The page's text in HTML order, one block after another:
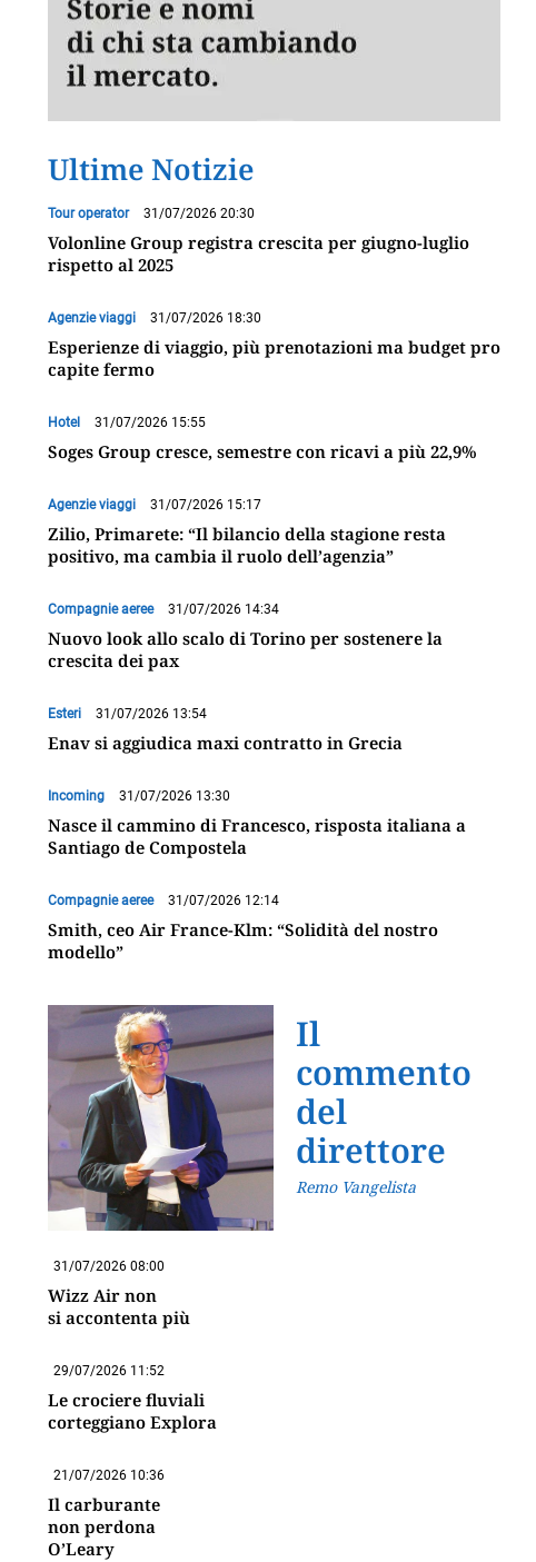
Ultime Notizie
Tour operator 31/07/2026 20:30
Volonline Group registra crescita per giugno-luglio
rispetto al 2025
Agenzie viaggi 31/07/2026 18:30
Esperienze di viaggio, più prenotazioni ma budget pro
capite fermo
Hotel 31/07/2026 15:55
Soges Group cresce, semestre con ricavi a più 22,9%
Agenzie viaggi 31/07/2026 15:17
Zilio, Primarete: “Il bilancio della stagione resta
positivo, ma cambia il ruolo dell’agenzia”
Compagnie aeree 31/07/2026 14:34
Nuovo look allo scalo di Torino per sostenere la
crescita dei pax
Esteri 31/07/2026 13:54
Enav si aggiudica maxi contratto in Grecia
Incoming 31/07/2026 13:30
Nasce il cammino di Francesco, risposta italiana a
Santiago de Compostela
Compagnie aeree 31/07/2026 12:14
Smith, ceo Air France-Klm: “Solidità del nostro
modello”
Il
commento
del
direttore
Remo Vangelista
31/07/2026 08:00
Wizz Air non
si accontenta più
29/07/2026 11:52
Le crociere fluviali
corteggiano Explora
21/07/2026 10:36
Il carburante
non perdona
O’Leary